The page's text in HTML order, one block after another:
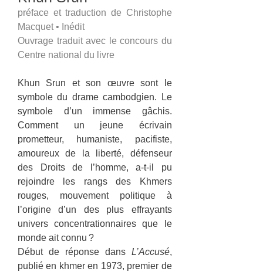
préface et traduction de Christophe
Macquet • Inédit
Ouvrage traduit avec le concours du
Centre national du livre
Khun Srun et son œuvre sont le
symbole du drame cambodgien. Le
symbole d’un immense gâchis.
Comment un jeune écrivain
prometteur, humaniste, pacifiste,
amoureux de la liberté, défenseur
des Droits de l’homme, a-t-il pu
rejoindre les rangs des Khmers
rouges, mouvement politique à
l’origine d’un des plus effrayants
univers concentrationnaires que le
monde ait connu ?
Début de réponse dans L’Accusé,
publié en khmer en 1973, premier de